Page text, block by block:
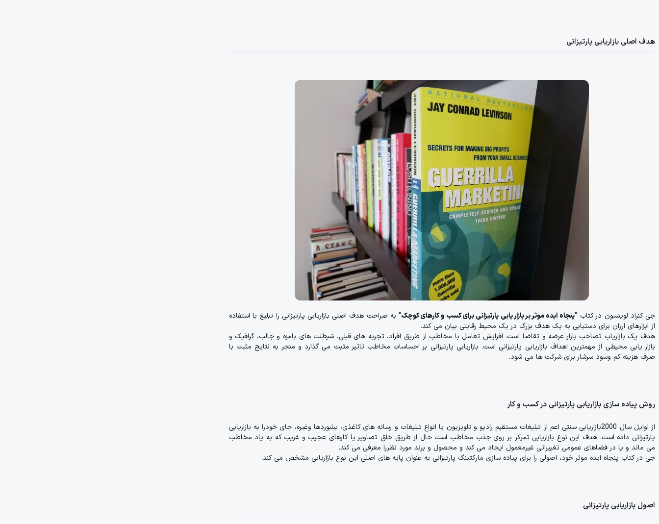
هدف اصلی بازاریابی پارتیزانی
جی کنراد لوینسون در کتاب "پنجاه ایده موثر بر بازار یابی پارتیزانی برای کسب و کارهای کوچک" به صراحت هدف اصلی بازاریابی پارتیزانی را تبلیغ با استفاده
از ابزارهای ارزان برای دستیابی به یک هدف بزرگ در یک محیط رقابتی بیان می کند.
هدف یک بازاریاب تصاحب بازار عرضه و تقاضا است. افزایش تعامل با مخاطب از طریق افراد، تجربه های قبلی، شیطنت های بامزه و جالب، گرافیک و
بازار یابی محیطی از مهمترین اهداف بازاریابی پارتیزانی است. بازاریابی پارتیزانی بر احساسات مخاطب تاثیر مثبت می گذارد و منجر به نتایج مثبت با
صرف هزینه کم وسود سرشار برای شرکت ها می شود.
روش پیاده سازی بازاریابی پارتیزانی در کسب و کار
از اوایل سال 2000بازاریابی سنتی اعم از تبلیغات مستقیم رادیو و تلویزیون یا انواع تبلیغات و رسانه های کاغذی، بیلبوردها وغیره، جای خودرا به بازاریابی
پارتیزانی داده است. هدف این نوع بازاریابی تمرکز بر روی جذب مخاطب است حال از طریق خلق تصاویر یا کارهای عجیب و غریب که به یاد مخاطب
می ماند و یا در فضاهای عمومی تغییراتی غیرمعمول ایجاد می کند و محصول و برند مورد نظررا معرفی می کند.
جی در کتاب پنجاه ایده موثر خود، اصولی را برای پیاده سازی مارکتینگ پارتیزانی به عنوان پایه های اصلی این نوع بازاریابی مشخص می کند.
اصول بازاریابی پارتیزانی